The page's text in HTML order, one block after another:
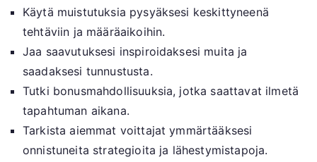
Käytä muistutuksia pysyäksesi keskittyneenä
tehtäviin ja määräaikoihin.
Jaa saavutuksesi inspiroidaksesi muita ja
saadaksesi tunnustusta.
Tutki bonusmahdollisuuksia, jotka saattavat ilmetä
tapahtuman aikana.
Tarkista aiemmat voittajat ymmärtääksesi
onnistuneita strategioita ja lähestymistapoja.